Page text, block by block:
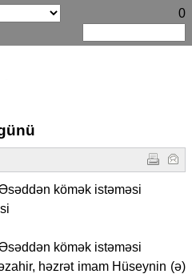
0
kömək istəməsi
kömək istəməsi
həzrət imam Hüseynin (ə)